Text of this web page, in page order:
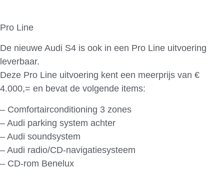
Pro Line
De nieuwe Audi S4 is ook in een Pro Line uitvoering
leverbaar.
Deze Pro Line uitvoering kent een meerprijs van €
4.000,= en bevat de volgende items:
– Comfortairconditioning 3 zones
– Audi parking system achter
– Audi soundsystem
– Audi radio/CD-navigatiesysteem
– CD-rom Benelux